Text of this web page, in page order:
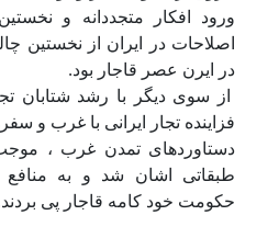
ورود افکار متجددانه و
اصلاحات در ایران از نخستین
در ایرن عصر قاجار بود.
از سوی دیگر با رشد شتابان
فزاینده تجار ایرانی با غرب و
دستاوردهای تمدن غرب ، موجب
طبقاتی اشان شد و به منافع
حکومت خود کامه قاجار پی